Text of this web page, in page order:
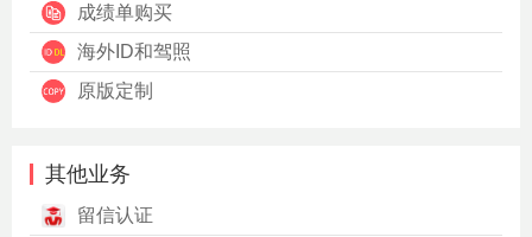
成绩单购买
海外ID和驾照
原版定制
其他业务
留信认证